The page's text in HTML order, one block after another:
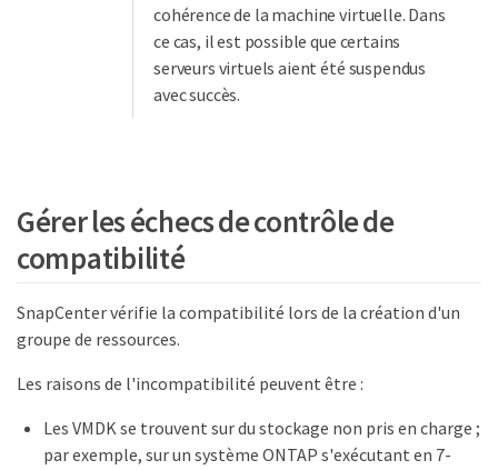
cohérence de la machine virtuelle. Dans
ce cas, il est possible que certains
serveurs virtuels aient été suspendus
avec succès.
Gérer les échecs de contrôle de
compatibilité
SnapCenter vérifie la compatibilité lors de la création d'un
groupe de ressources.
Les raisons de l'incompatibilité peuvent être :
Les VMDK se trouvent sur du stockage non pris en charge ;
par exemple, sur un système ONTAP s'exécutant en 7-